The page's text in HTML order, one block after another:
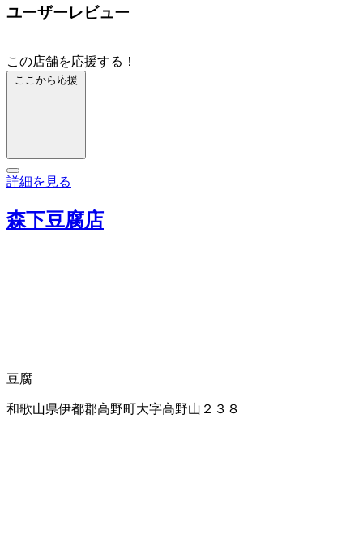
ユーザーレビュー
この店舗を応援する！
ここから応援
詳細を見る
森下豆腐店
豆腐
和歌山県伊都郡高野町大字高野山２３８